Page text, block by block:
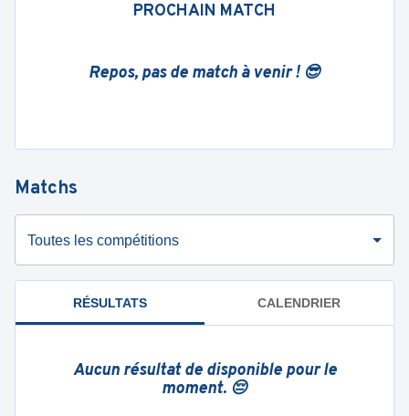
PROCHAIN MATCH
Repos, pas de match à venir ! 😎
Matchs
Toutes les compétitions
RÉSULTATS CALENDRIER
Aucun résultat de disponible pour le
moment. 😔